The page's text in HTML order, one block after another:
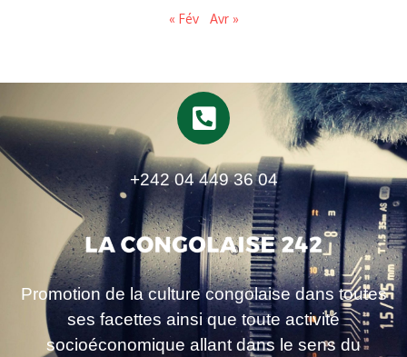
« Fév Avr »
+242 04 449 36 04
Promotion de la culture congolaise dans toutes
ses facettes ainsi que toute activité
socioéconomique allant dans le sens du